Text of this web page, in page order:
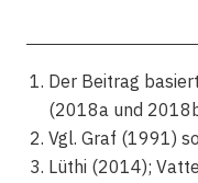
Der Beitrag
(2018a und
Vgl. Graf (1991)
Lüthi (2014);